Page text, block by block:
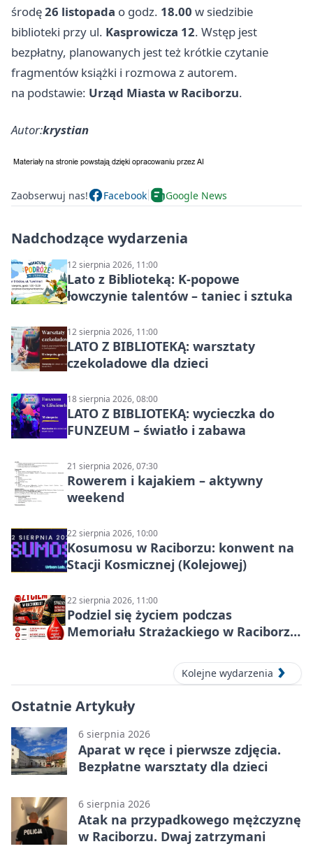
środę26 listopada o godz. 18.00 w siedzibie
biblioteki przy ul. Kasprowicza 12. Wstęp jest
bezpłatny, planowanych jest też krótkie czytanie
fragmentów książki i rozmowa z autorem.
na podstawie: Urząd Miasta w Raciborzu.
Autor:krystian
Zaobserwuj nas! Facebook Google News
Nadchodzące wydarzenia
12 sierpnia 2026, 11:00
Lato z Biblioteką: K-popowe
łowczynie talentów – taniec i sztuka
12 sierpnia 2026, 11:00
LATO Z BIBLIOTEKĄ: warsztaty
czekoladowe dla dzieci
18 sierpnia 2026, 08:00
LATO Z BIBLIOTEKĄ: wycieczka do
FUNZEUM – światło i zabawa
21 sierpnia 2026, 07:30
Rowerem i kajakiem – aktywny
weekend
22 sierpnia 2026, 10:00
Kosumosu w Raciborzu: konwent na
Stacji Kosmicznej (Kolejowej)
22 sierpnia 2026, 11:00
Podziel się życiem podczas
Memoriału Strażackiego w Raciborzu
Kolejne wydarzenia
Ostatnie Artykuły
6 sierpnia 2026
Aparat w ręce i pierwsze zdjęcia.
Bezpłatne warsztaty dla dzieci
6 sierpnia 2026
Atak na przypadkowego mężczyznę
w Raciborzu. Dwaj zatrzymani